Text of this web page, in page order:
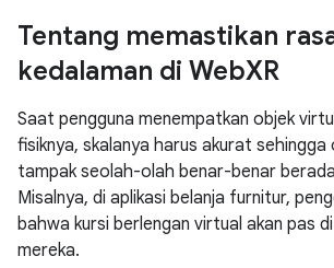
Tentang memastikan
kedalaman di WebXR
Saat pengguna menempatkan objek
fisiknya, skalanya harus akurat
tampak seolah-olah benar-benar
Misalnya, di aplikasi belanja furnitur,
bahwa kursi berlengan virtual akan pas
mereka.